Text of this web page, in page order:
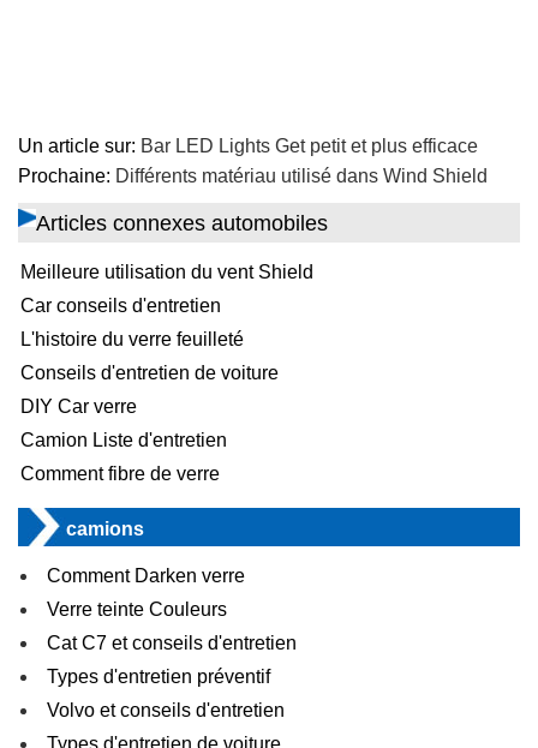
Un article sur: Bar LED Lights Get petit et plus efficace
Prochaine: Différents matériau utilisé dans Wind Shield
Articles connexes automobiles
Meilleure utilisation du vent Shield
Car conseils d'entretien
L'histoire du verre feuilleté
Conseils d'entretien de voiture
DIY Car verre
Camion Liste d'entretien
Comment fibre de verre
camions
Comment Darken verre
Verre teinte Couleurs
Cat C7 et conseils d'entretien
Types d'entretien préventif
Volvo et conseils d'entretien
Types d'entretien de voiture